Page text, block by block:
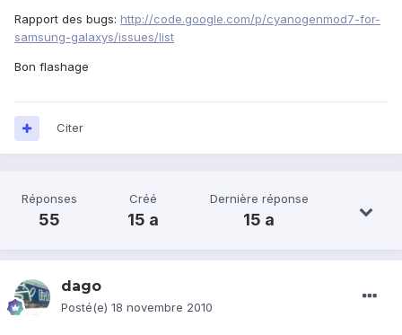
Rapport des bugs: http://code.google.com/p/cyanogenmod7-for-
samsung-galaxys/issues/list
Bon flashage
Citer
Réponses
55
Créé
15 a
Dernière réponse
15 a
dago
Posté(e) 18 novembre 2010